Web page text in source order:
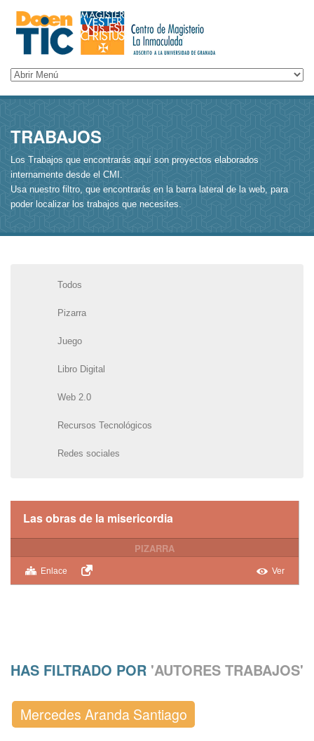
TRABAJOS
Los Trabajos que encontrarás aquí son proyectos elaborados
internamente desde el CMI.
Usa nuestro filtro, que encontrarás en la barra lateral de la web, para
poder localizar los trabajos que necesites.
Todos
Pizarra
Juego
Libro Digital
Web 2.0
Recursos Tecnológicos
Redes sociales
Las obras de la misericordia
PIZARRA
Enlace Ver
HAS FILTRADO POR 'AUTORES TRABAJOS'
Mercedes Aranda Santiago